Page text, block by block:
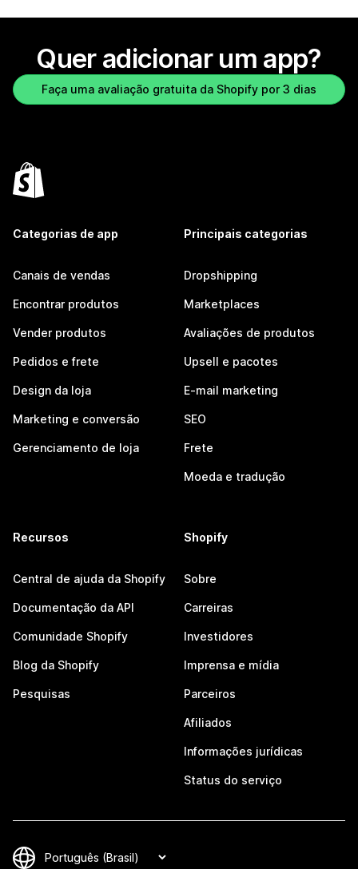
Quer adicionar um app?
Faça uma avaliação gratuita da Shopify por 3 dias
Categorias de app
Canais de vendas
Encontrar produtos
Vender produtos
Pedidos e frete
Design da loja
Marketing e conversão
Gerenciamento de loja
Principais categorias
Dropshipping
Marketplaces
Avaliações de produtos
Upsell e pacotes
E-mail marketing
SEO
Frete
Moeda e tradução
Recursos
Central de ajuda da Shopify
Documentação da API
Comunidade Shopify
Blog da Shopify
Pesquisas
Shopify
Sobre
Carreiras
Investidores
Imprensa e mídia
Parceiros
Afiliados
Informações jurídicas
Status do serviço